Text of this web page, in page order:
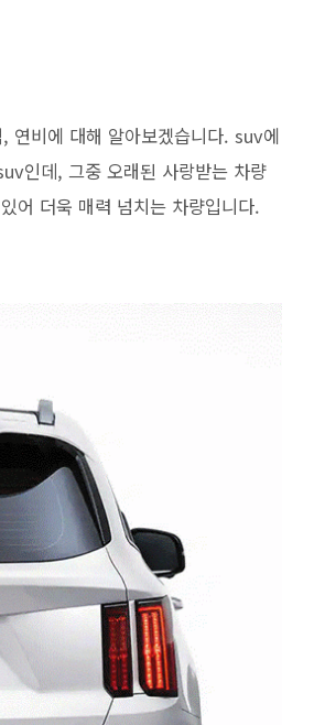
연비에 대해 알아보겠습니다. suv에
인데, 그중 오래된 사랑받는 차량
어 더욱 매력 넘치는 차량입니다.